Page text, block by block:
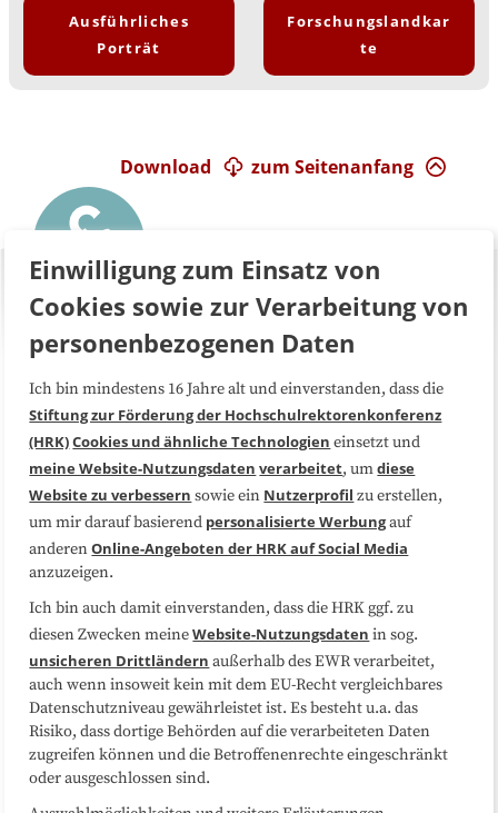
Ausführliches
Porträt
Forschungslandkar
te
zum Seitenanfang
Download
Über uns FAQ
Medienarbeit Kooperationen
Datenschutzerklärung Impressum
Sitemap
Folgen Sie uns
Einwilligung zum Einsatz von
Cookies sowie zur Verarbeitung von
personenbezogenen Daten
Ich bin mindestens 16 Jahre alt und einverstanden, dass die
Stiftung zur Förderung der Hochschulrektorenkonferenz
(HRK)Cookies und ähnliche Technologien einsetzt und
meine Website-Nutzungsdaten verarbeitet, umdiese
Website zu verbessern sowie ein Nutzerprofil zu erstellen,
um mir darauf basierend personalisierte Werbungauf
anderenOnline-Angeboten der HRK auf Social Media
anzuzeigen.
Ich bin auch damit einverstanden, dass die HRK ggf. zu
diesen Zwecken meineWebsite-Nutzungsdaten in sog.
unsicheren Drittländern außerhalb des EWR verarbeitet,
auch wenn insoweit kein mit dem EU-Recht vergleichbares
Datenschutzniveau gewährleistet ist. Es besteht u.a. das
Risiko, dass dortige Behörden auf die verarbeiteten Daten
zugreifen können und die Betroffenenrechte eingeschränkt
oder ausgeschlossen sind.